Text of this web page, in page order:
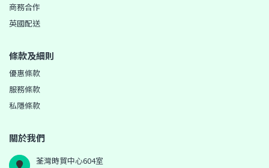
商務合作
英國配送
條款及細則
優惠條款
服務條款
私隱條款
關於我們
荃灣時貿中心604室